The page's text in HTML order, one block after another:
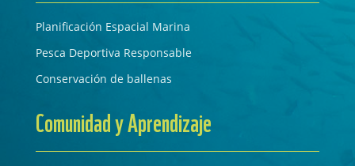
Planificación Espacial Marina
Pesca Deportiva Responsable
Conservación de ballenas
Comunidad y Aprendizaje